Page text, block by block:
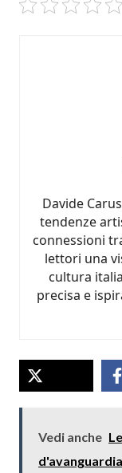
Davide
tendenze
connessioni
lettori una
cultura
precisa e
Vedi anche